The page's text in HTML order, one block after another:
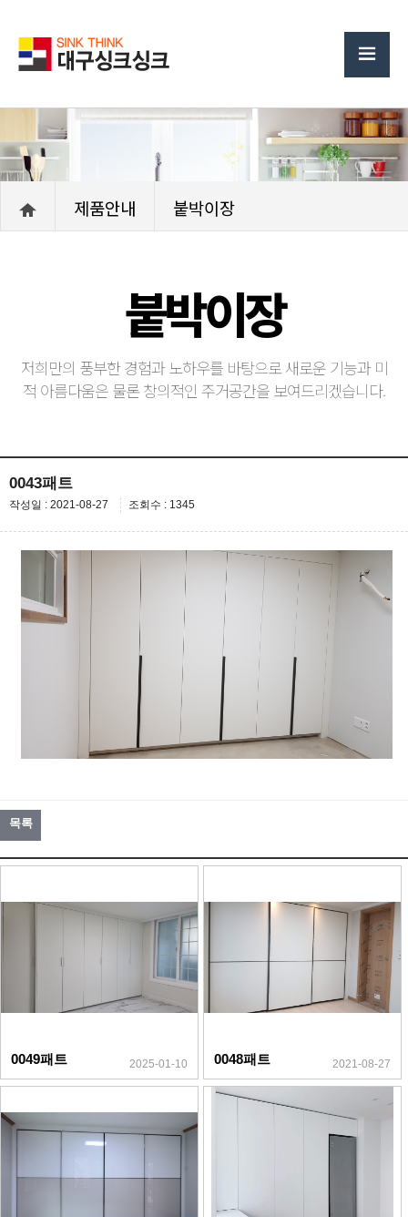
제품안내 붙박이장
붙박이장
저희만의 풍부한 경험과 노하우를 바탕으로 새로운 기능과 미
적 아름다움은 물론 창의적인 주거공간을 보여드리겠습니다.
0043패트
작성일 : 2021-08-27 조회수 : 1345
목록
0049패트 2025-01-10 0048패트 2021-08-27